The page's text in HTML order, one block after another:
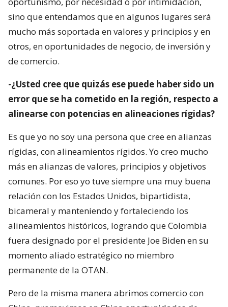
sino que entendamos que en algunos lugares será
mucho más soportada en valores y principios y en
otros, en oportunidades de negocio, de inversión y
de comercio.
-¿Usted cree que quizás ese puede haber sido un
error que se ha cometido en la región, respecto a
alinearse con potencias en alineaciones rígidas?
Es que yo no soy una persona que cree en alianzas
rígidas, con alineamientos rígidos. Yo creo mucho
más en alianzas de valores, principios y objetivos
comunes. Por eso yo tuve siempre una muy buena
relación con los Estados Unidos, bipartidista,
bicameral y manteniendo y fortaleciendo los
alineamientos históricos, logrando que Colombia
fuera designado por el presidente Joe Biden en su
momento aliado estratégico no miembro
permanente de la OTAN.
Pero de la misma manera abrimos comercio con